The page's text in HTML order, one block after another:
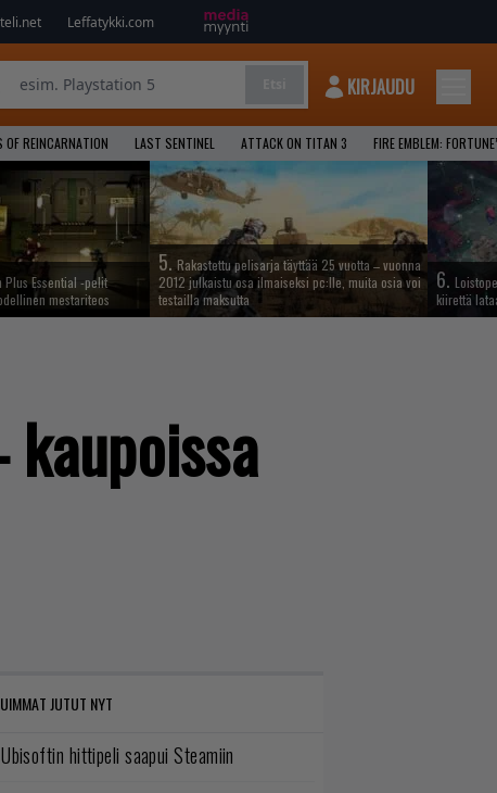
Leffatykki.com
KIRJAUDU
OF REINCARNATION LAST SENTINEL ATTACK ON TITAN 3 FIRE EMBLEM:
Plus Essential -pelit
mestariteos
5. Rakastettu pelisarja täyttää 25 vuotta – vuonna
2012 julkaistu osa ilmaiseksi pc:lle, muita osia voi
testailla maksutta
6.
kiirettä
JUTUT NYT
Ubisoftin hittipeli saapui Steamiin